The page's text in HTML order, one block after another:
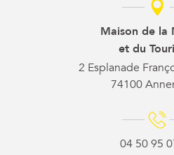
Maison de la
et du
2 Esplanade
74100
04 50 95